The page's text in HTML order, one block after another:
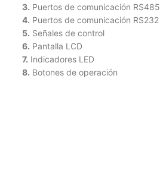
3. Puertos de comunicación RS485
4. Puertos de comunicación RS232
5. Señales de control
6. Pantalla LCD
7. Indicadores LED
8. Botones de operación